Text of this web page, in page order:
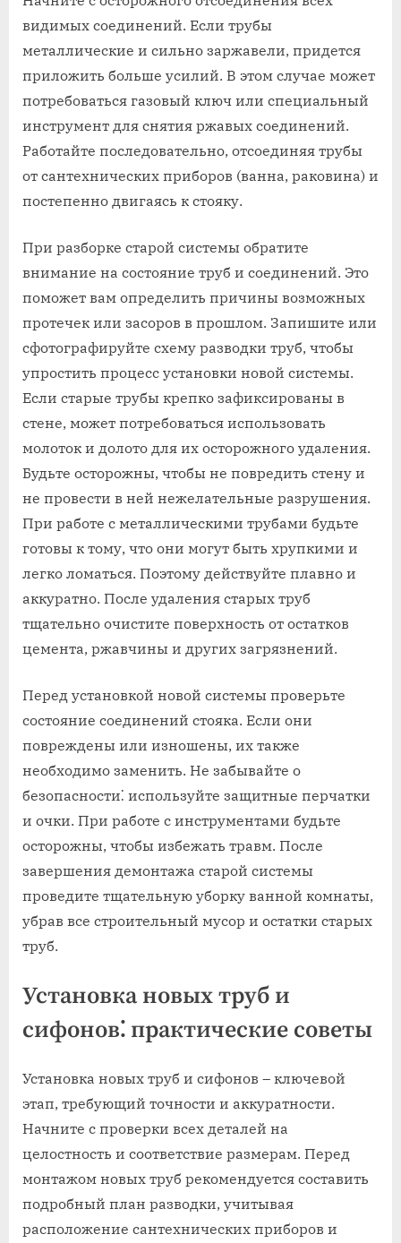
видимых соединений. Если трубы
металлические и сильно заржавели‚ придется
приложить больше усилий. В этом случае может
потребоваться газовый ключ или специальный
инструмент для снятия ржавых соединений.
Работайте последовательно‚ отсоединяя трубы
от сантехнических приборов (ванна‚ раковина) и
постепенно двигаясь к стояку.
При разборке старой системы обратите
внимание на состояние труб и соединений. Это
поможет вам определить причины возможных
протечек или засоров в прошлом. Запишите или
сфотографируйте схему разводки труб‚ чтобы
упростить процесс установки новой системы.
Если старые трубы крепко зафиксированы в
стене‚ может потребоваться использовать
молоток и долото для их осторожного удаления.
Будьте осторожны‚ чтобы не повредить стену и
не провести в ней нежелательные разрушения.
При работе с металлическими трубами будьте
готовы к тому‚ что они могут быть хрупкими и
легко ломаться. Поэтому действуйте плавно и
аккуратно. После удаления старых труб
тщательно очистите поверхность от остатков
цемента‚ ржавчины и других загрязнений.
Перед установкой новой системы проверьте
состояние соединений стояка. Если они
повреждены или изношены‚ их также
необходимо заменить. Не забывайте о
безопасности⁚ используйте защитные перчатки
и очки. При работе с инструментами будьте
осторожны‚ чтобы избежать травм. После
завершения демонтажа старой системы
проведите тщательную уборку ванной комнаты‚
убрав все строительный мусор и остатки старых
труб.
Установка новых труб и
сифонов⁚ практические советы
Установка новых труб и сифонов – ключевой
этап‚ требующий точности и аккуратности.
Начните с проверки всех деталей на
целостность и соответствие размерам. Перед
монтажом новых труб рекомендуется составить
подробный план разводки‚ учитывая
расположение сантехнических приборов и